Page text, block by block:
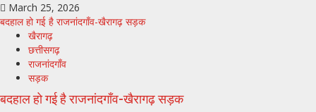
March 25, 2026
बदहाल हो गई है राजनांदगाँव-खैरागढ़ सड़क
खैरागढ़
छत्तीसगढ़
राजनांदगाँव
सड़क
बदहाल हो गई है राजनांदगाँव-खैरागढ़ सड़क